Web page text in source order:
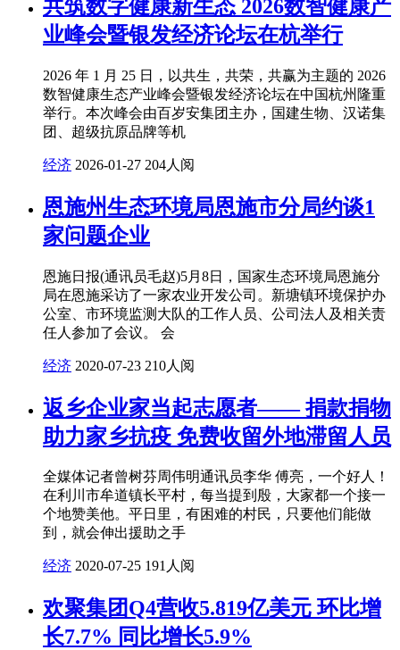
共筑数字健康新生态 2026数智健康产
业峰会暨银发经济论坛在杭举行
2026 年 1 月 25 日，以共生，共荣，共赢为主题的 2026
数智健康生态产业峰会暨银发经济论坛在中国杭州隆重
举行。本次峰会由百岁安集团主办，国建生物、汉诺集
团、超级抗原品牌等机
经济 2026-01-27 204人阅
恩施州生态环境局恩施市分局约谈1
家问题企业
恩施日报(通讯员毛赵)5月8日，国家生态环境局恩施分
局在恩施采访了一家农业开发公司。新塘镇环境保护办
公室、市环境监测大队的工作人员、公司法人及相关责
任人参加了会议。 会
经济 2020-07-23 210人阅
返乡企业家当起志愿者—— 捐款捐物
助力家乡抗疫 免费收留外地滞留人员
全媒体记者曾树芬周伟明通讯员李华 傅亮，一个好人！
在利川市牟道镇长平村，每当提到殷，大家都一个接一
个地赞美他。平日里，有困难的村民，只要他们能做
到，就会伸出援助之手
经济 2020-07-25 191人阅
欢聚集团Q4营收5.819亿美元 环比增
长7.7% 同比增长5.9%